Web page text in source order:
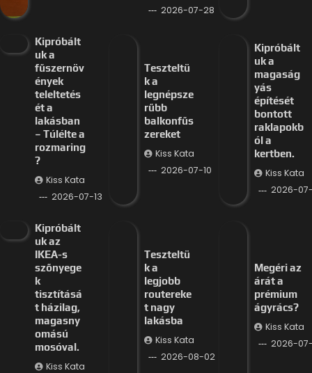
2026-07-28
Kipróbált
uk a
fűszernöv
ények
teleltetés
ét a
lakásban
– Túlélte a
rozmaring
?
Kiss Kata
2026-07-13
Teszteltü
k a
legnépsze
rűbb
balkonfűs
zereket
Kiss Kata
2026-07-10
Kipróbált
uk a
magaság
yás
építését
bontott
raklapokb
ól a
kertben.
Kiss Kata
2026-
Kipróbált
uk az
IKEA-s
szőnyege
k
tisztításá
t házilag,
magasny
omású
mosóval.
Kiss Kata
Teszteltü
k a
legjobb
routereke
t nagy
lakásba
Kiss Kata
2026-08-02
Megéri az
árát a
prémium
ágyrács?
Kiss Kata
2026-